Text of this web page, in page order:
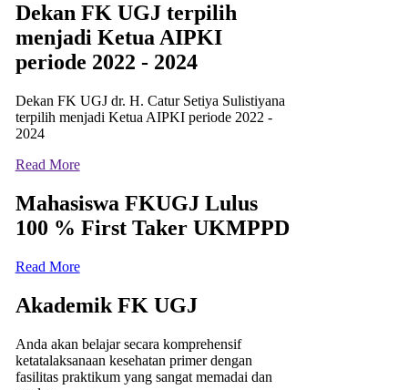
Dekan FK UGJ terpilih
menjadi Ketua AIPKI
periode 2022 - 2024
Dekan FK UGJ dr. H. Catur Setiya Sulistiyana
terpilih menjadi Ketua AIPKI periode 2022 -
2024
Read More
Mahasiswa FKUGJ Lulus
100 % First Taker UKMPPD
Read More
Akademik FK UGJ
Anda akan belajar secara komprehensif
ketatalaksanaan kesehatan primer dengan
fasilitas praktikum yang sangat memadai dan